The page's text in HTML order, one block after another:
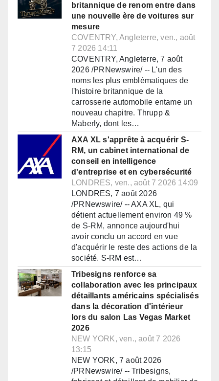
britannique de renom entre dans
une nouvelle ère de voitures sur
mesure
COVENTRY, Angleterre, ven., août
7 2026 14:11
COVENTRY, Angleterre, 7 août
2026 /PRNewswire/ -- L'un des
noms les plus emblématiques de
l'histoire britannique de la
carrosserie automobile entame un
nouveau chapitre. Thrupp &
Maberly, dont les…
AXA XL s'apprête à acquérir S-
RM, un cabinet international de
conseil en intelligence
d'entreprise et en cybersécurité
LONDRES, ven., août 7 2026 14:09
LONDRES, 7 août 2026
/PRNewswire/ -- AXA XL, qui
détient actuellement environ 49 %
de S-RM, annonce aujourd'hui
avoir conclu un accord en vue
d'acquérir le reste des actions de la
société. S-RM est…
Tribesigns renforce sa
collaboration avec les principaux
détaillants américains spécialisés
dans la décoration d'intérieur
lors du salon Las Vegas Market
2026
NEW YORK, ven., août 7 2026
13:15
NEW YORK, 7 août 2026
/PRNewswire/ -- Tribesigns,